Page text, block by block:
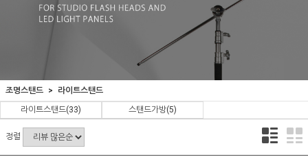
조명스탠드
라이트스탠드
라이트스탠드(33) 스탠드가방(5)
정렬